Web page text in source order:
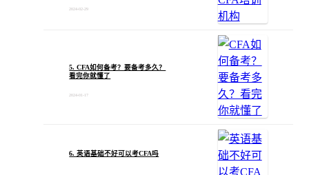
2024-02-29
5. CFA如何备考？要备考多久？
看完你就懂了
2024-01-17
6. 英语基础不好可以考CFA吗